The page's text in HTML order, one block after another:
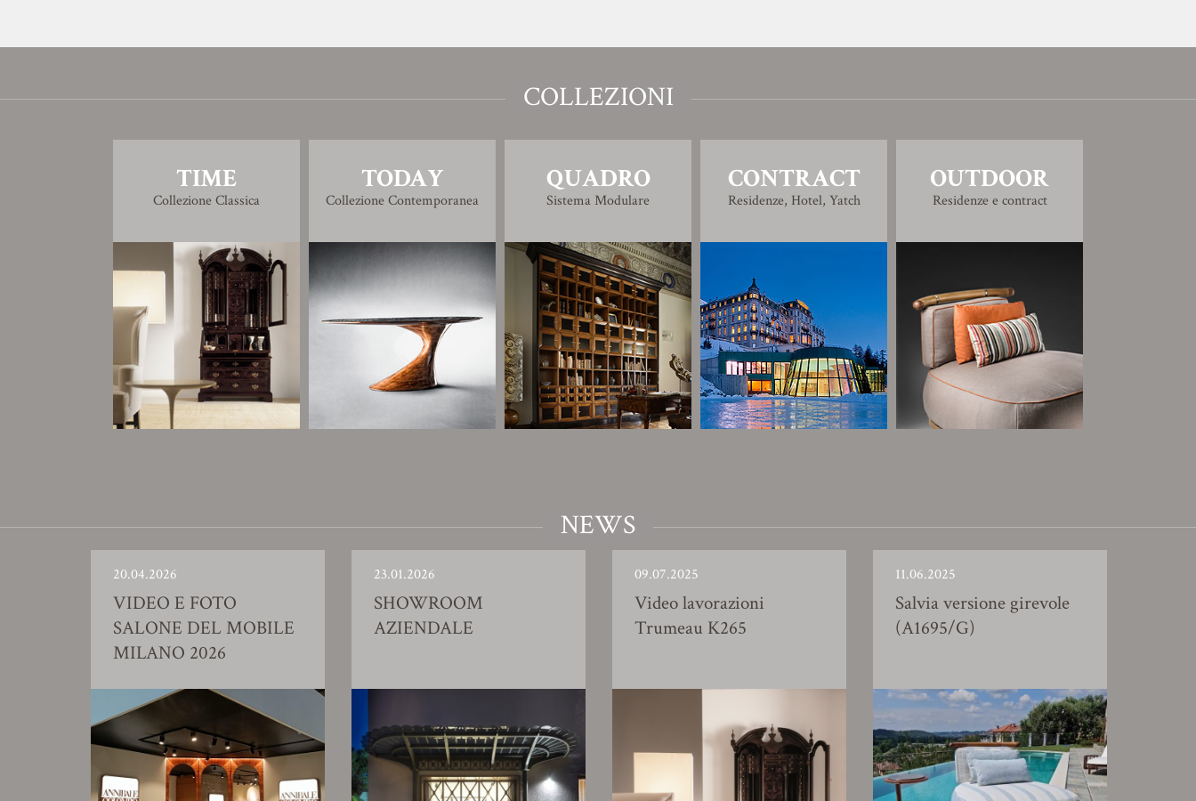
COLLEZIONI
TIME
Collezione Classica
TODAY
Collezione Contemporanea
QUADRO
Sistema Modulare
CONTRACT
Residenze, Hotel, Yatch
OUTDOOR
Residenze e contract
NEWS
20.04.2026
VIDEO E FOTO
SALONE DEL MOBILE
MILANO 2026
23.01.2026
SHOWROOM
AZIENDALE
09.07.2025
Video lavorazioni
Trumeau K265
11.06.2025
Salvia versione girevole
(A1695/G)